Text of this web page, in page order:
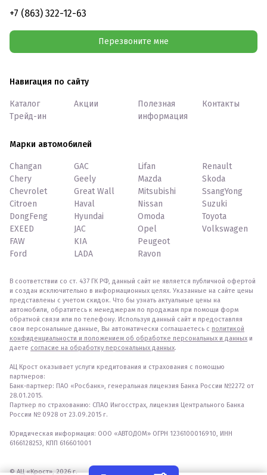
+7 (863) 322-12-63
Перезвоните мне
Навигация по сайту
Каталог
Трейд-ин
Акции
Полезная
информация
Контакты
Марки автомобилей
Changan
Chery
Chevrolet
Citroen
DongFeng
EXEED
FAW
Ford
GAC
Geely
Great Wall
Haval
Hyundai
JAC
KIA
LADA
Lifan
Mazda
Mitsubishi
Nissan
Omoda
Opel
Peugeot
Ravon
Renault
Skoda
SsangYong
Suzuki
Toyota
Volkswagen
В соответствии со ст. 437 ГК РФ, данный сайт не является публичной офертой
и создан исключительно в информационных целях. Указанные на сайте цены
представлены с учетом скидок. Что бы узнать актуальные цены на
автомобили, обратитесь к менеджерам по продажам при помощи форм
обратной связи или по телефону. Используя данный сайт и предоставляя
свои персональные данные, Вы автоматически соглашаетесь с политикой
конфиденциальности и положением об обработке персональных и данных и
даете согласие на обработку персональных данных.
АЦ Крост оказывает услуги кредитования и страхования с помощью
партнеров:
Банк-партнер: ПАО «Росбанк», генеральная лицензия Банка России №2272 от
28.01.2015.
Партнер по страхованию: СПАО Ингосстрах, лицензия Центрального Банка
России № 0928 от 23.09.2015 г.
Юридическая информация: ООО «АВТОДОМ» ОГРН 1236100016910, ИНН
6166128253, КПП 616601001
© АЦ «Крост», 2026 г.